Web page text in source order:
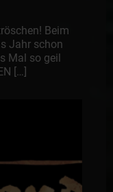
Beim
Jahr schon
Mal so geil
[…]